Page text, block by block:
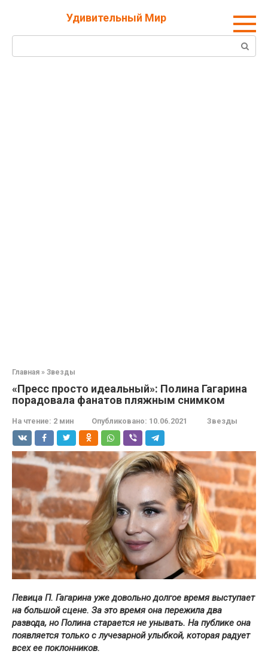
Удивительный Мир
Поиск:
Главная » Звезды
«Пресс просто идеальный»: Полина Гагарина
порадовала фанатов пляжным снимком
На чтение: 2 мин Опубликовано: 10.06.2021 Звезды
Певица П. Гагарина уже довольно долгое время выступает
на большой сцене. За это время она пережила два
развода, но Полина старается не унывать. На публике она
появляется только с лучезарной улыбкой, которая радует
всех ее поклонников.